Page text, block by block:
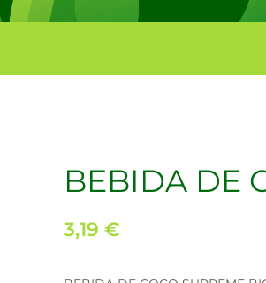
BEBIDA DE
3,19 €